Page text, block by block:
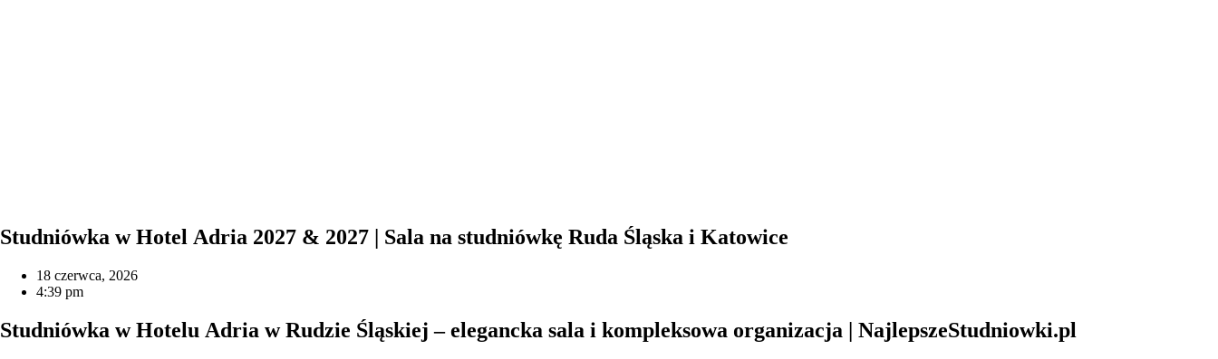
Studniówka w Hotel Adria 2027 & 2027 | Sala na studniówkę Ruda Śląska i Katowice
18 czerwca, 2026
4:39 pm
Studniówka w Hotelu Adria w Rudzie Śląskiej – elegancka sala i kompleksowa organizacja | NajlepszeStudniowki.pl